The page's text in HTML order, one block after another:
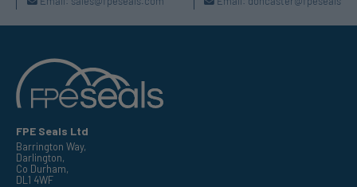
FPE Seals Ltd
Barrington Way,
Darlington,
Co Durham,
DL1 4WF